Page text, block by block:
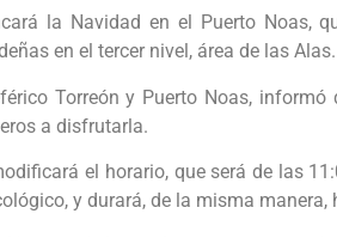
la Navidad en el Puerto Noas,
en el tercer nivel, área de las Alas.
Torreón y Puerto Noas,
a disfrutarla.
el horario, que será de las
y durará, de la misma manera,